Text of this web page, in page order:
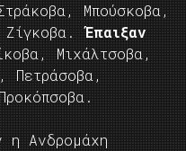
Μπούσκοβα,
Ζίγκοβα.Έπαιξαν
Μιχάλτσοβα,
Πετράσοβα,
η Ανδρομάχη